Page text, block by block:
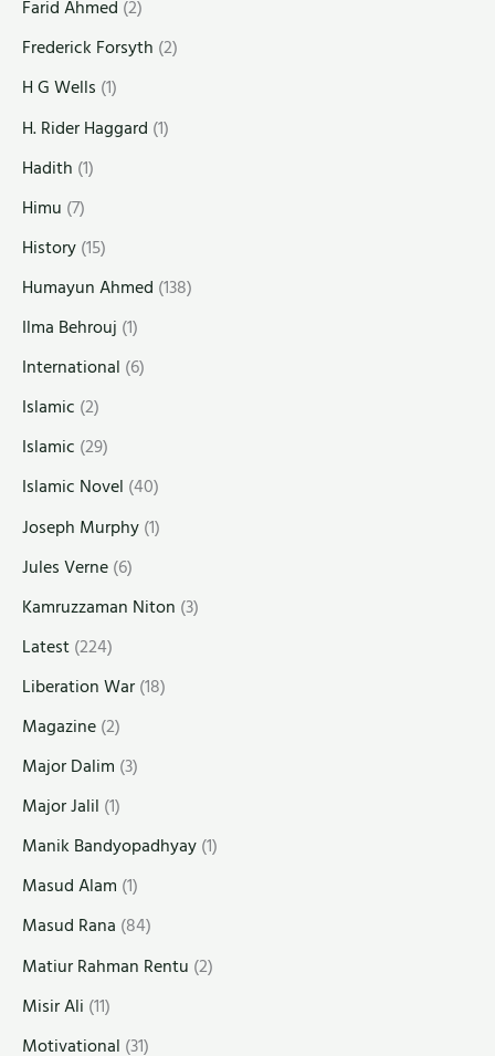
Farid Ahmed (2)
Frederick Forsyth (2)
H G Wells (1)
H. Rider Haggard (1)
Hadith (1)
Himu (7)
History(15)
Humayun Ahmed (138)
Ilma Behrouj (1)
International (6)
Islamic (2)
Islamic (29)
Islamic Novel (40)
Joseph Murphy(1)
Jules Verne(6)
Kamruzzaman Niton (3)
Latest(224)
Liberation War(18)
Magazine(2)
Major Dalim (3)
Major Jalil (1)
Manik Bandyopadhyay(1)
Masud Alam (1)
Masud Rana (84)
Matiur Rahman Rentu (2)
Misir Ali (11)
Motivational (31)